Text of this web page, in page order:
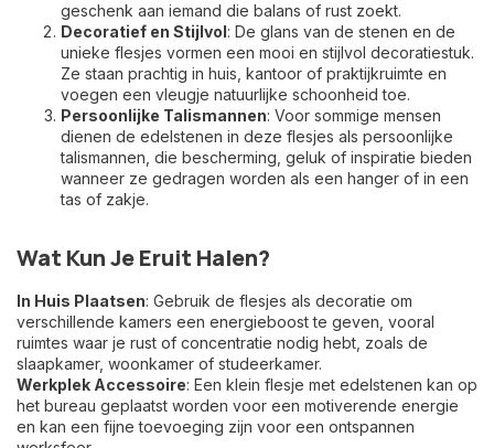
geschenk aan iemand die balans of rust zoekt.
Decoratief en Stijlvol: De glans van de stenen en de
unieke flesjes vormen een mooi en stijlvol decoratiestuk.
Ze staan prachtig in huis, kantoor of praktijkruimte en
voegen een vleugje natuurlijke schoonheid toe.
Persoonlijke Talismannen: Voor sommige mensen
dienen de edelstenen in deze flesjes als persoonlijke
talismannen, die bescherming, geluk of inspiratie bieden
wanneer ze gedragen worden als een hanger of in een
tas of zakje.
Wat Kun Je Eruit Halen?
In Huis Plaatsen: Gebruik de flesjes als decoratie om
verschillende kamers een energieboost te geven, vooral
ruimtes waar je rust of concentratie nodig hebt, zoals de
slaapkamer, woonkamer of studeerkamer.
Werkplek Accessoire: Een klein flesje met edelstenen kan op
het bureau geplaatst worden voor een motiverende energie
en kan een fijne toevoeging zijn voor een ontspannen